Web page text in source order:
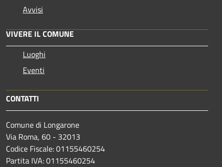
Avvisi
VIVERE IL COMUNE
Luoghi
Eventi
CONTATTI
Comune di Longarone
Via Roma, 60 - 32013
Codice Fiscale: 01155460254
Partita IVA: 01155460254